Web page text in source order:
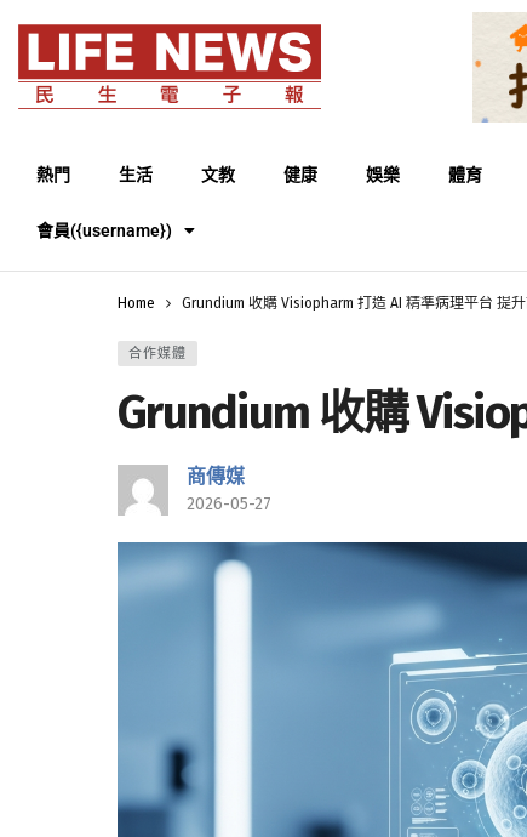
熱門 生活 文教 健康 娛樂 體育
會員({username})
Home Grundium 收購 Visiopharm 打造 AI 精準病理平台 提
合作媒體
Grundium 收購
商傳媒
2026-05-27